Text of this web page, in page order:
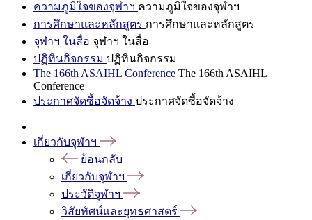
ความภูมิใจของจุฬาฯ ความภูมิใจของจุฬาฯ
การศึกษาและหลักสูตร การศึกษาและหลักสูตร
จุฬาฯ ในสื่อ จุฬาฯ ในสื่อ
ปฏิทินกิจกรรม ปฏิทินกิจกรรม
The 166th ASAIHL Conference The 166th ASAIHL
Conference
ประกาศจัดซื้อจัดจ้าง ประกาศจัดซื้อจัดจ้าง
เกี่ยวกับจุฬาฯ
ย้อนกลับ
เกี่ยวกับจุฬาฯ
ประวัติจุฬาฯ
วิสัยทัศน์และยุทธศาสตร์